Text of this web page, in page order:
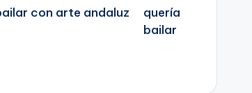
con arte andaluz